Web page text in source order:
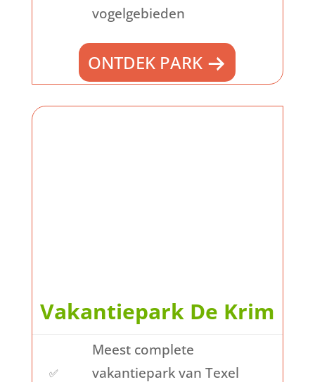
vogelgebieden
ONTDEK PARK
Vakantiepark De Krim
✅
Meest complete
vakantiepark van Texel